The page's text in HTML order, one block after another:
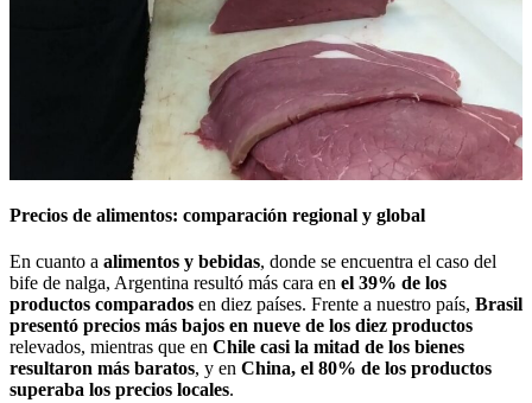
Precios de alimentos: comparación regional y global
En cuanto a alimentos y bebidas, donde se encuentra el caso del
bife de nalga, Argentina resultó más cara en el 39% de los
productos comparados en diez países. Frente a nuestro país, Brasil
presentó precios más bajos en nueve de los diez productos
relevados, mientras que en Chile casi la mitad de los bienes
resultaron más baratos, y en China, el 80% de los productos
superaba los precios locales.